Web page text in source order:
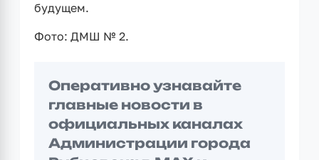
будущем.
Фото: ДМШ № 2.
Оперативно узнавайте
главные новости в
официальных каналах
Администрации города